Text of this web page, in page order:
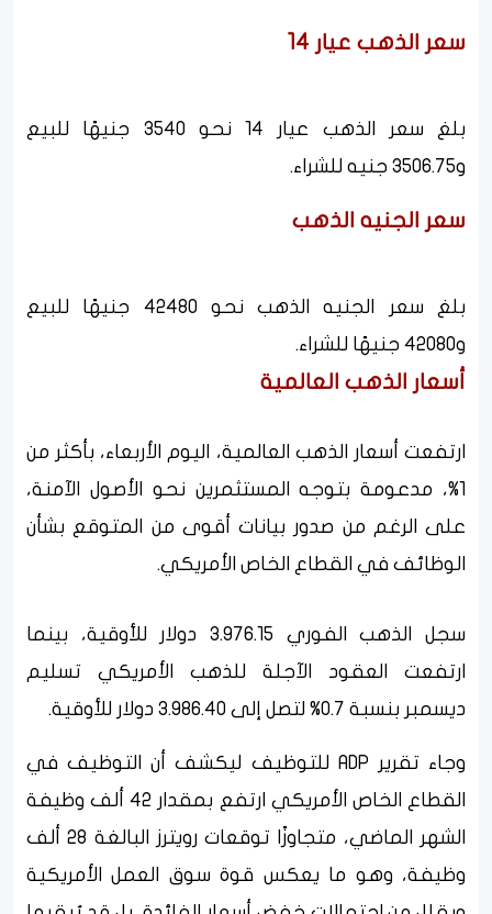
سعر الذهب عيار 14
بلغ سعر الذهب عيار 14 نحو 3540 جنيهًا للبيع
و3506.75 جنيه للشراء.
سعر الجنيه الذهب
بلغ سعر الجنيه الذهب نحو 42480 جنيهًا للبيع
و42080 جنيهًا للشراء.
أسعار الذهب العالمية
ارتفعت أسعار الذهب العالمية، اليوم الأربعاء، بأكثر من
1%، مدعومة بتوجه المستثمرين نحو الأصول الآمنة،
على الرغم من صدور بيانات أقوى من المتوقع بشأن
الوظائف في القطاع الخاص الأمريكي.
سجل الذهب الفوري 3.976.15 دولار للأوقية، بينما
ارتفعت العقود الآجلة للذهب الأمريكي تسليم
ديسمبر بنسبة 0.7% لتصل إلى 3.986.40 دولار للأوقية.
وجاء تقرير ADP للتوظيف ليكشف أن التوظيف في
القطاع الخاص الأمريكي ارتفع بمقدار 42 ألف وظيفة
الشهر الماضي، متجاوزًا توقعات رويترز البالغة 28 ألف
وظيفة، وهو ما يعكس قوة سوق العمل الأمريكية